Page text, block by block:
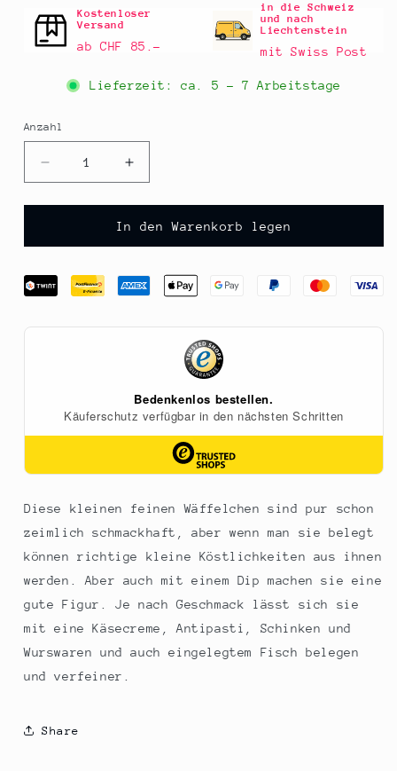
Kostenloser
Versand
ab CHF 85.–
in die Schweiz
und nach
Liechtenstein
mit Swiss Post
Lieferzeit: ca. 5 - 7 Arbeitstage
Anzahl
Anzahl
Verringere
die
Menge
Barsnack
-
Crispy
Knoblauch
Erhöhe
die
Menge
für
Barsnack
-
Crispy
mit
Knoblauch
Kräutern,
In den Warenkorb legen
Diese kleinen feinen Wäffelchen sind pur schon
zeimlich schmackhaft, aber wenn man sie belegt
können richtige kleine Köstlichkeiten aus ihnen
werden. Aber auch mit einem Dip machen sie eine
gute Figur. Je nach Geschmack lässt sich sie
mit eine Käsecreme, Antipasti, Schinken und
Wurswaren und auch eingelegtem Fisch belegen
und verfeiner.
Share